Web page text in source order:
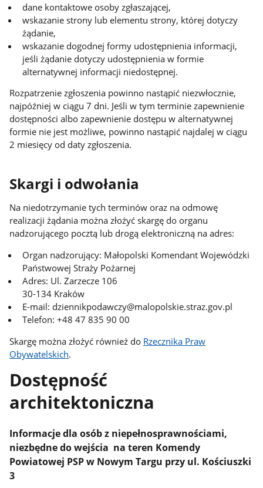
dane kontaktowe osoby zgłaszającej,
wskazanie strony lub elementu strony, której dotyczy
żądanie,
wskazanie dogodnej formy udostępnienia informacji,
jeśli żądanie dotyczy udostępnienia w formie
alternatywnej informacji niedostępnej.
Rozpatrzenie zgłoszenia powinno nastąpić niezwłocznie,
najpóźniej w ciągu 7 dni. Jeśli w tym terminie zapewnienie
dostępności albo zapewnienie dostępu w alternatywnej
formie nie jest możliwe, powinno nastąpić najdalej w ciągu
2 miesięcy od daty zgłoszenia.
Skargi i odwołania
Na niedotrzymanie tych terminów oraz na odmowę
realizacji żądania można złożyć skargę do organu
nadzorującego pocztą lub drogą elektroniczną na adres:
Organ nadzorujący: Małopolski Komendant Wojewódzki
Państwowej Straży Pożarnej
Adres: Ul. Zarzecze 106
30-134 Kraków
E-mail: dziennikpodawczy@malopolskie.straz.gov.pl
Telefon: +48 47 835 90 00
Skargę można złożyć również do Rzecznika Praw
Obywatelskich.
Dostępność
architektoniczna
Informacje dla osób z niepełnosprawnościami,
niezbędne do wejścia na teren Komendy
Powiatowej PSP w Nowym Targu przy ul. Kościuszki
3